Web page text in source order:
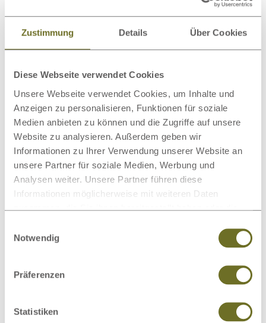
Zustimmung Details Über Cookies
Diese Webseite verwendet Cookies
Unsere Webseite verwendet Cookies, um Inhalte und
Anzeigen zu personalisieren, Funktionen für soziale
Medien anbieten zu können und die Zugriffe auf unsere
Website zu analysieren. Außerdem geben wir
Informationen zu Ihrer Verwendung unserer Website an
unsere Partner für soziale Medien, Werbung und
Analysen weiter. Unsere Partner führen diese
Informationen möglicherweise mit weiteren Daten
zusammen, die Sie ihnen bereitgestellt haben oder die
haben.
Notwendig
Präferenzen
Statistiken
Über unser Holz
Weitere passende Kategorien zu diesem
Produkt
Latexmatratzen Lattenroste
Bettwaren